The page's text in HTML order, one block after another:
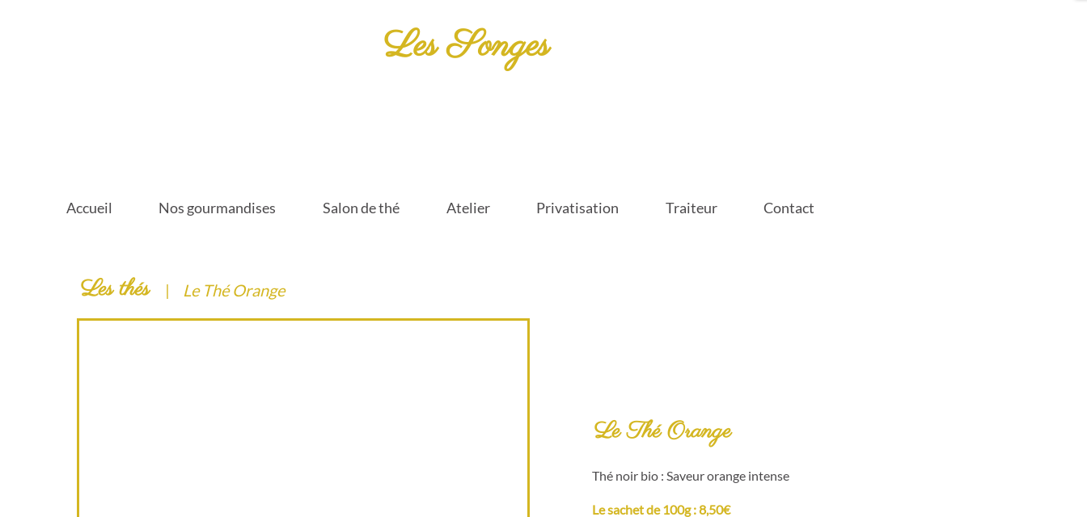
Accueil Nos gourmandises Salon de thé Atelier Privatisation Traiteur Contact
Les Songes
Les thés | Le Thé Orange
Le Thé Orange
Thé noir bio : Saveur orange intense
Le sachet de 100g : 8,50€